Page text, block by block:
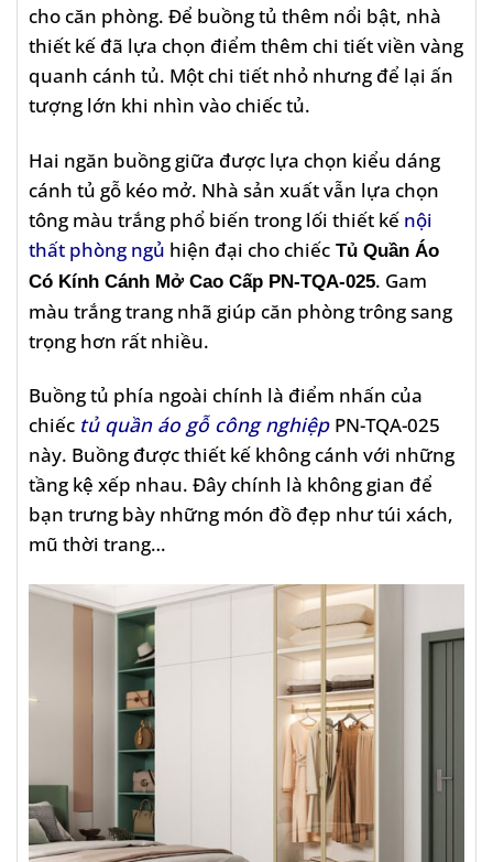
cho căn phòng. Để buồng tủ thêm nổi bật, nhà
thiết kế đã lựa chọn điểm thêm chi tiết viền vàng
quanh cánh tủ. Một chi tiết nhỏ nhưng để lại ấn
tượng lớn khi nhìn vào chiếc tủ.
Hai ngăn buồng giữa được lựa chọn kiểu dáng
cánh tủ gỗ kéo mở. Nhà sản xuất vẫn lựa chọn
tông màu trắng phổ biến trong lối thiết kế nội
thất phòng ngủ hiện đại cho chiếc Tủ Quần Áo
Có Kính Cánh Mở Cao Cấp PN-TQA-025. Gam
màu trắng trang nhã giúp căn phòng trông sang
trọng hơn rất nhiều.
Buồng tủ phía ngoài chính là điểm nhấn của
chiếc tủ quần áo gỗ công nghiệp PN-TQA-025
này. Buồng được thiết kế không cánh với những
tầng kệ xếp nhau. Đây chính là không gian để
bạn trưng bày những món đồ đẹp như túi xách,
mũ thời trang…